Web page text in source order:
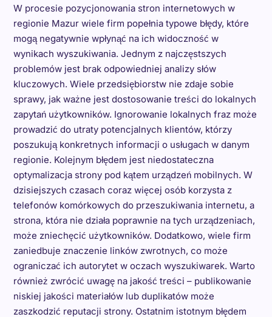
W procesie pozycjonowania stron internetowych w
regionie Mazur wiele firm popełnia typowe błędy, które
mogą negatywnie wpłynąć na ich widoczność w
wynikach wyszukiwania. Jednym z najczęstszych
problemów jest brak odpowiedniej analizy słów
kluczowych. Wiele przedsiębiorstw nie zdaje sobie
sprawy, jak ważne jest dostosowanie treści do lokalnych
zapytań użytkowników. Ignorowanie lokalnych fraz może
prowadzić do utraty potencjalnych klientów, którzy
poszukują konkretnych informacji o usługach w danym
regionie. Kolejnym błędem jest niedostateczna
optymalizacja strony pod kątem urządzeń mobilnych. W
dzisiejszych czasach coraz więcej osób korzysta z
telefonów komórkowych do przeszukiwania internetu, a
strona, która nie działa poprawnie na tych urządzeniach,
może zniechęcić użytkowników. Dodatkowo, wiele firm
zaniedbuje znaczenie linków zwrotnych, co może
ograniczać ich autorytet w oczach wyszukiwarek. Warto
również zwrócić uwagę na jakość treści – publikowanie
niskiej jakości materiałów lub duplikatów może
zaszkodzić reputacji strony. Ostatnim istotnym błędem